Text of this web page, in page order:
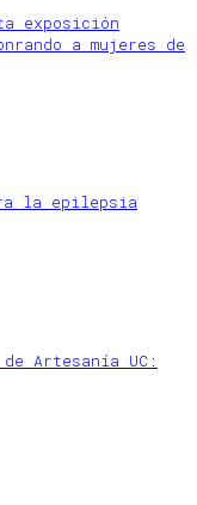
exposición
a mujeres de
la epilepsia
Artesanía UC: